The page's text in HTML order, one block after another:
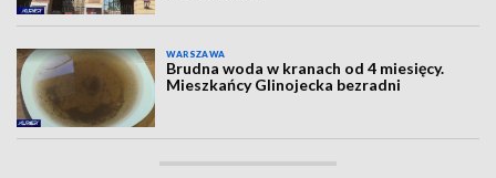
WARSZAWA
Brudna woda w kranach od 4 miesięcy.
Mieszkańcy Glinojecka bezradni